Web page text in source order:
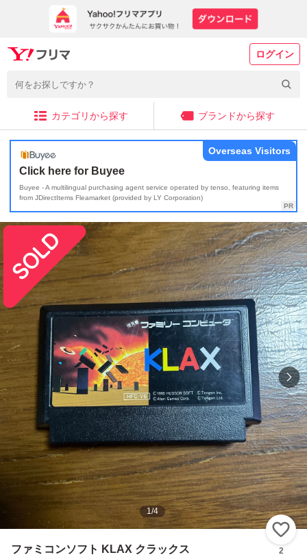
ログイン
カテゴリから探す ブランドから探す
Click here for Buyee
Buyee - A multilingual purchasing agent service operated by tenso, featuring items
from JDirectItems Fleamarket (provided by LY Corporation)
Overseas Visitors
1/4
ファミコンソフト KLAX クラックス 2